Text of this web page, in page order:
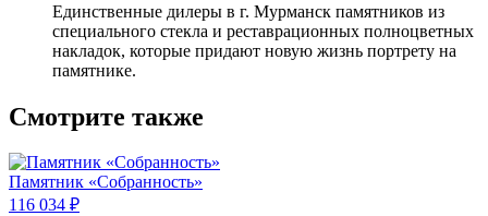
Единственные дилеры в г. Мурманск памятников из
специального стекла и реставрационных полноцветных
накладок, которые придают новую жизнь портрету на
памятнике.
Смотрите также
Памятник «Собранность»
116 034 ₽